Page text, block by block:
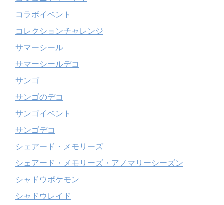
コラボイベント
コレクションチャレンジ
サマーシール
サマーシールデコ
サンゴ
サンゴのデコ
サンゴイベント
サンゴデコ
シェアード・メモリーズ
シェアード・メモリーズ・アノマリーシーズン
シャドウポケモン
シャドウレイド